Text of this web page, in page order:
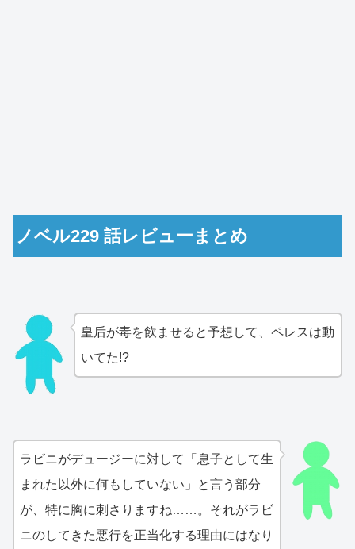
ノベル229 話レビューまとめ
皇后が毒を飲ませると予想して、ペレスは動
いてた!?
ラビニがデュージーに対して「息子として生
まれた以外に何もしていない」と言う部分
が、特に胸に刺さりますね……。それがラビ
ニのしてきた悪行を正当化する理由にはなり